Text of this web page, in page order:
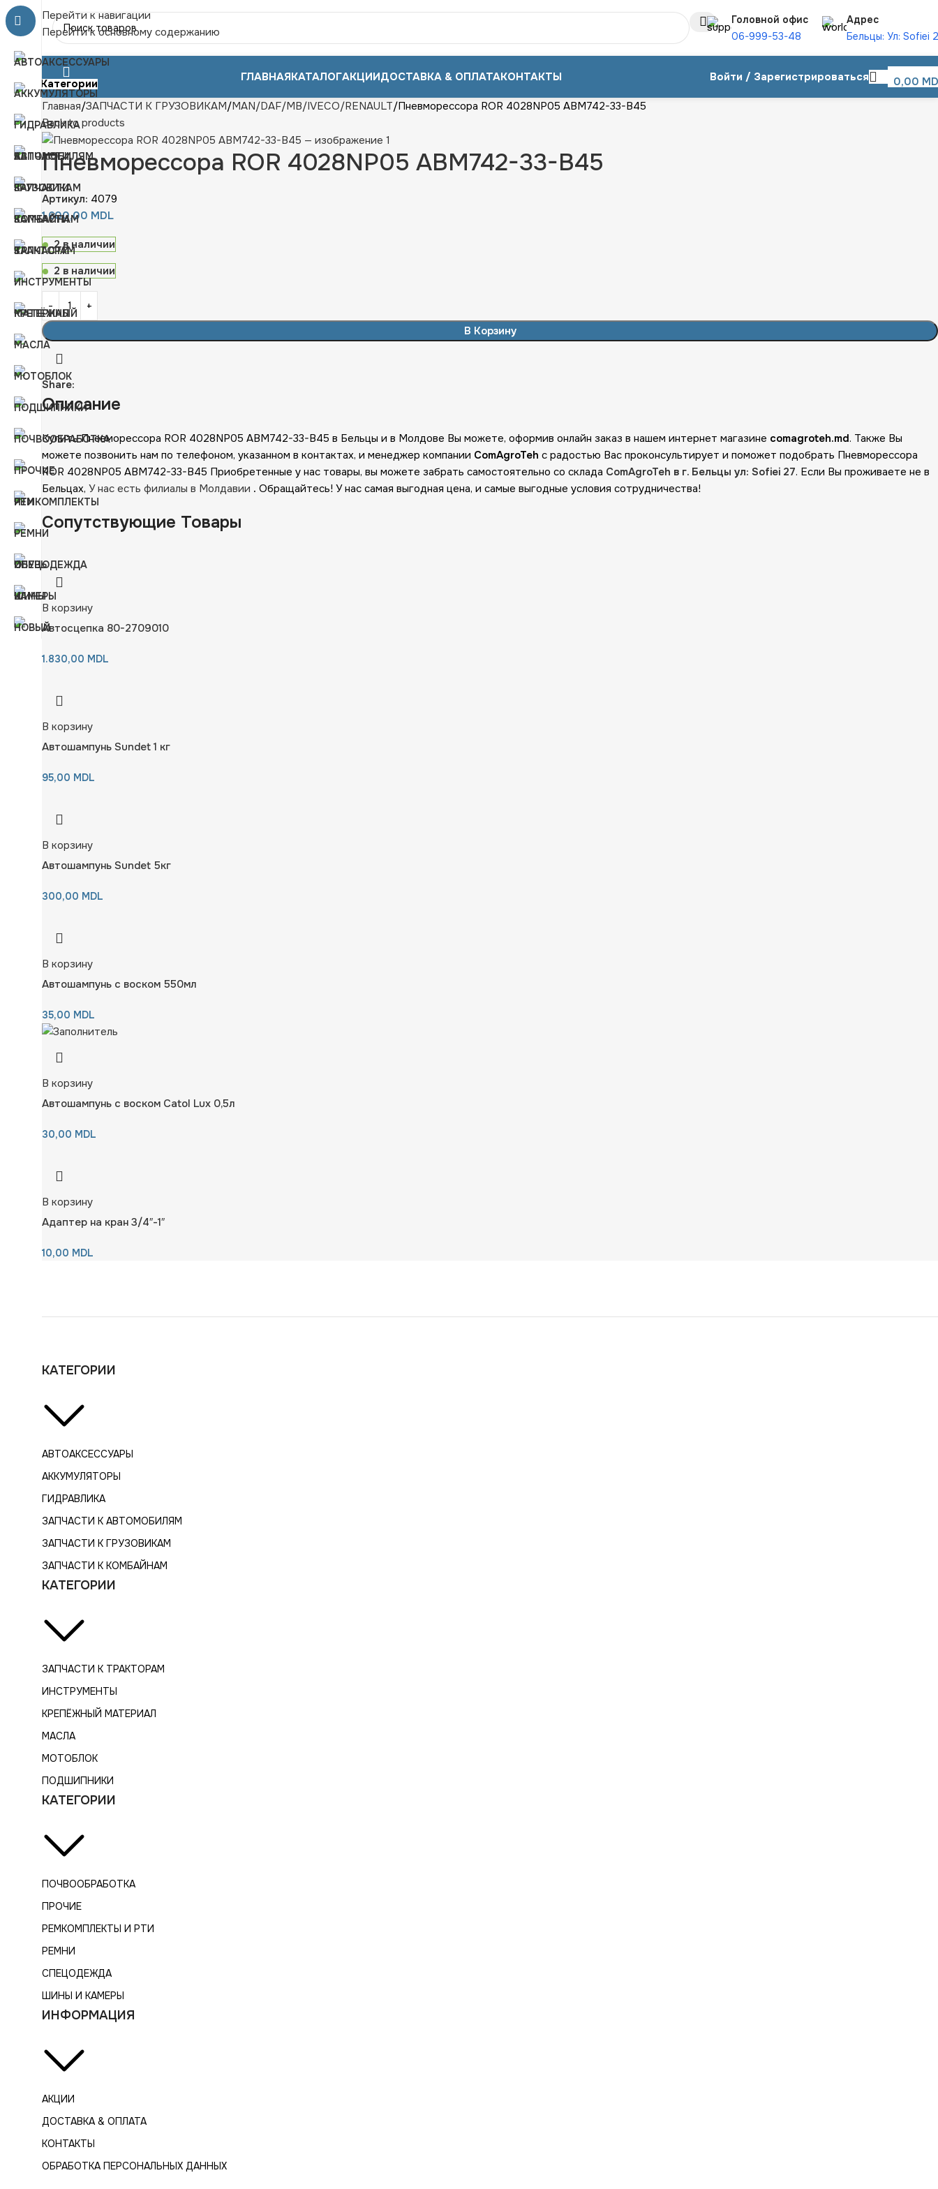
Перейти к навигации
Перейти к основному содержанию
Головной офис
06-999-53-48
Адрес
Бельцы: Ул: Sofiei
Категории ГЛАВНАЯКАТАЛОГАКЦИИДОСТАВКА & ОПЛАТАКОНТАКТЫ Войти / Зарегистрироваться 0,00
Главная ЗАПЧАСТИ К ГРУЗОВИКАМ MAN/DAF/MB/IVECO/RENAULT Пневморессора ROR 4028NP05 ABM742-33-B45
Back to products
Пневморессора ROR 4028NP05 ABM742-33-B45
Артикул: 4079
1.600,00 MDL
2 в наличии
2 в наличии
В Корзину
Share:
Описание
Купить Пневморессора ROR 4028NP05 ABM742-33-B45 в Бельцы и в Молдове Вы можете, оформив онлайн заказ в нашем интернет магазине comagroteh.md. Также Вы
можете позвонить нам по телефоном, указанном в контактах, и менеджер компании ComAgroTeh с радостью Вас проконсультирует и поможет подобрать Пневморессора
ROR 4028NP05 ABM742-33-B45 Приобретенные у нас товары, вы можете забрать самостоятельно со склада ComAgroTeh в г. Бельцы ул: Sofiei 27. Если Вы проживаете не в
Бельцах, У нас есть филиалы в Молдавии . Обращайтесь! У нас самая выгодная цена, и самые выгодные условия сотрудничества!
Сопутствующие Товары
В корзину
Автосцепка 80-2709010
1.830,00 MDL
В корзину
Автошампунь Sundet 1 кг
95,00 MDL
В корзину
Автошампунь Sundet 5кг
300,00 MDL
В корзину
Автошампунь с воском 550мл
35,00 MDL
В корзину
Автошампунь с воском Catol Lux 0,5л
30,00 MDL
В корзину
Адаптер на кран 3/4″-1″
10,00 MDL
КАТЕГОРИИ
АВТОАКСЕССУАРЫ
АККУМУЛЯТОРЫ
ГИДРАВЛИКА
ЗАПЧАСТИ К АВТОМОБИЛЯМ
ЗАПЧАСТИ К ГРУЗОВИКАМ
ЗАПЧАСТИ К КОМБАЙНАМ
КАТЕГОРИИ
ЗАПЧАСТИ К ТРАКТОРАМ
ИНСТРУМЕНТЫ
КРЕПЁЖНЫЙ МАТЕРИАЛ
МАСЛА
МОТОБЛОК
ПОДШИПНИКИ
КАТЕГОРИИ
ПОЧВООБРАБОТКА
ПРОЧИЕ
РЕМКОМПЛЕКТЫ И РТИ
РЕМНИ
СПЕЦОДЕЖДА
ШИНЫ И КАМЕРЫ
ИНФОРМАЦИЯ
АКЦИИ
ДОСТАВКА & ОПЛАТА
КОНТАКТЫ
ОБРАБОТКА ПЕРСОНАЛЬНЫХ ДАННЫХ